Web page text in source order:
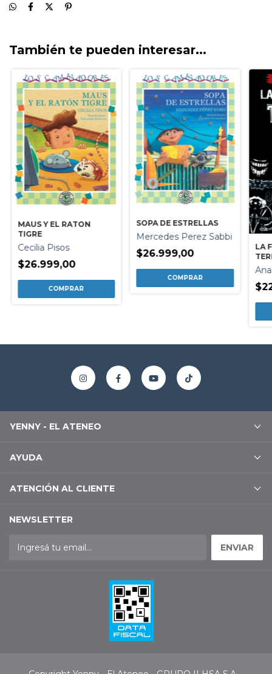
También te pueden interesar...
MAUS Y EL RATON
TIGRE
Cecilia Pisos
$26.999,00
SOPA DE ESTRELLAS
Mercedes Perez Sabbi
$26.999,00
LA
YENNY - EL ATENEO
AYUDA
ATENCIÓN AL CLIENTE
NEWSLETTER